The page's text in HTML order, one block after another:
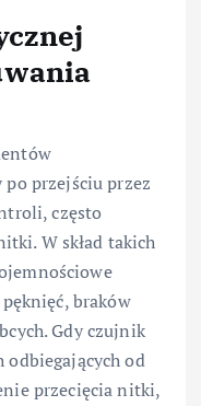
po przejściu przez
często
W skład takich
braków
Gdy czujnik
od
przecięcia nitki,